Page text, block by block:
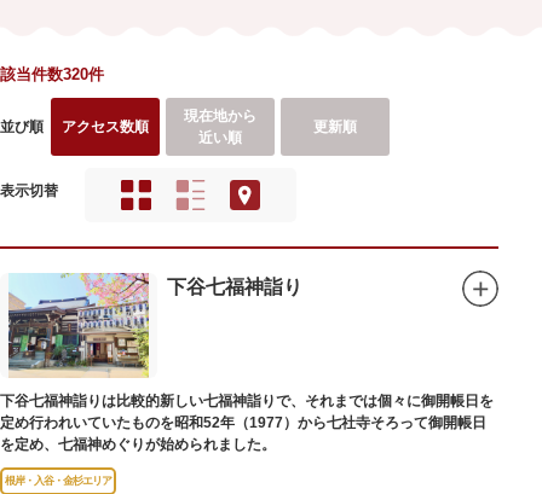
該当件数320件
並び順 アクセス数順
現在地から
近い順
更新順
表示切替
下谷七福神詣り
下谷七福神詣りは比較的新しい七福神詣りで、それまでは個々に御開帳日を
定め行われいていたものを昭和52年（1977）から七社寺そろって御開帳日
を定め、七福神めぐりが始められました。
根岸・入谷・金杉エリア